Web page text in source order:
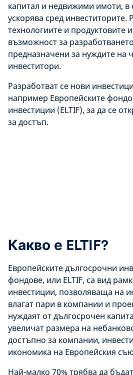
капитал и недвижими имоти, в
ускорява сред инвеститорите.
технологиите и продуктовите
възможност за
предназначени за нуждите на
инвеститори.
Разработват се нови
например Европейските
инвестиции (ELTIF), за да се
за достъп.
Какво е ELTIF?
Европейските дългосрочни
фондове, или ELTIF, са вид
инвестиции, позволяваща на
влагат пари в компании и
нуждаят от дългосрочен
увеличат размера на
достъпно за компании,
икономика на Европейския
Най-малко 70% трябва да